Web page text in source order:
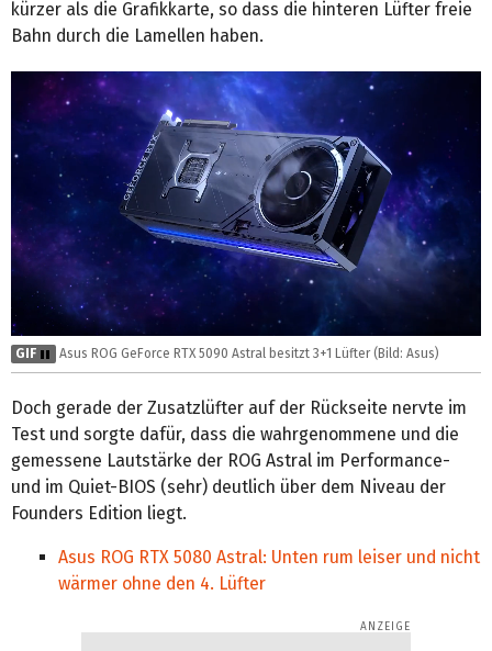
kürzer als die Grafikkarte, so dass die hinteren Lüfter freie
Bahn durch die Lamellen haben.
GIF Asus ROG GeForce RTX 5090 Astral besitzt 3+1 Lüfter (Bild: Asus)
Doch gerade der Zusatzlüfter auf der Rückseite nervte im
Test und sorgte dafür, dass die wahrgenommene und die
gemessene Lautstärke der ROG Astral im Performance-
und im Quiet-BIOS (sehr) deutlich über dem Niveau der
Founders Edition liegt.
Asus ROG RTX 5080 Astral: Unten rum leiser und nicht
wärmer ohne den 4. Lüfter